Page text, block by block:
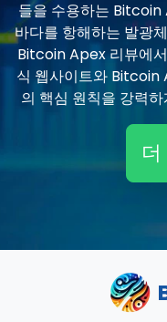
들을 수용하는 Bitcoin
바다를 항해하는 발광
Bitcoin Apex 리뷰에
식 웹사이트와 Bitcoin
의 핵심 원칙을 강력